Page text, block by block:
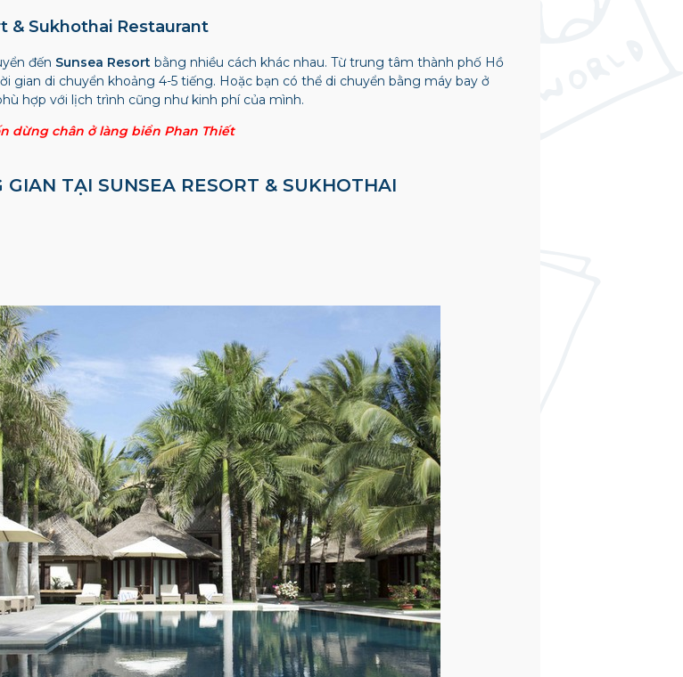
& Sukhothai Restaurant
đến Sunsea Resort bằng nhiều cách khác nhau. Từ trung tâm thành phố Hồ
gian di chuyển khoảng 4-5 tiếng. Hoặc bạn có thể di chuyển bằng máy bay ở
hợp với lịch trình cũng như kinh phí của mình.
dừng chân ở làng biển Phan Thiết
TẠI SUNSEA RESORT & SUKHOTHAI